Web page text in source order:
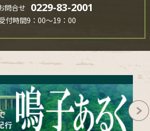
問合せ 0229-83-2001
付時間9：00～19：00